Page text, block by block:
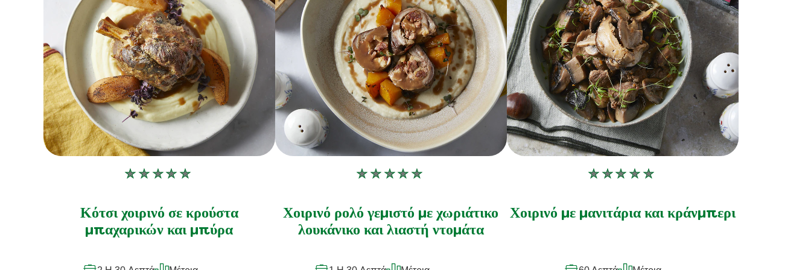
Δεν
αξιολογήσεις
για
Κότσι χοιρινό σε κρούστα
μπαχαρικών και μπύρα
Δεν
αξιολογήσεις
για
Χοιρινό ρολό γεμιστό με χωριάτικο
λουκάνικο και λιαστή ντομάτα
Δεν
αξιολογήσεις
Χοιρινό με μανιτάρια και κράνμπερι